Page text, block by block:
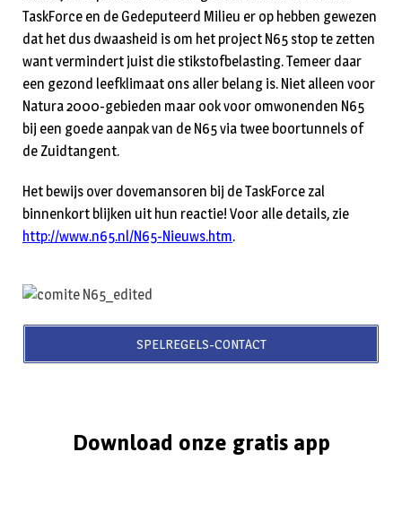
TaskForce en de Gedeputeerd Milieu er op hebben gewezen
dat het dus dwaasheid is om het project N65 stop te zetten
want vermindert juist die stikstofbelasting. Temeer daar
een gezond leefklimaat ons aller belang is. Niet alleen voor
Natura 2000-gebieden maar ook voor omwonenden N65
bij een goede aanpak van de N65 via twee boortunnels of
de Zuidtangent.
Het bewijs over dovemansoren bij de TaskForce zal
binnenkort blijken uit hun reactie! Voor alle details, zie
http://www.n65.nl/N65-Nieuws.htm.
SPELREGELS-CONTACT
Download onze gratis app